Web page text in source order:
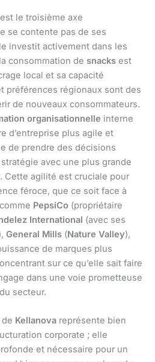
est le troisième axe
se contente pas de ses
investit activement dans les
consommation de snacks est
local et sa capacité
préférences régionaux sont des
de nouveaux consommateurs.
organisationnelle interne
d’entreprise plus agile et
de prendre des décisions
avec une plus grande
Cette agilité est cruciale pour
féroce, que ce soit face à
PepsiCo (propriétaire
International (avec ses
General Mills (Nature Valley),
de marques plus
sur ce qu’elle sait faire
dans une voie prometteuse
secteur.
Kellanova représente bien
corporate ; elle
et nécessaire pour un